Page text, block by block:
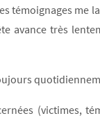
témoignages
avance très
(victimes,